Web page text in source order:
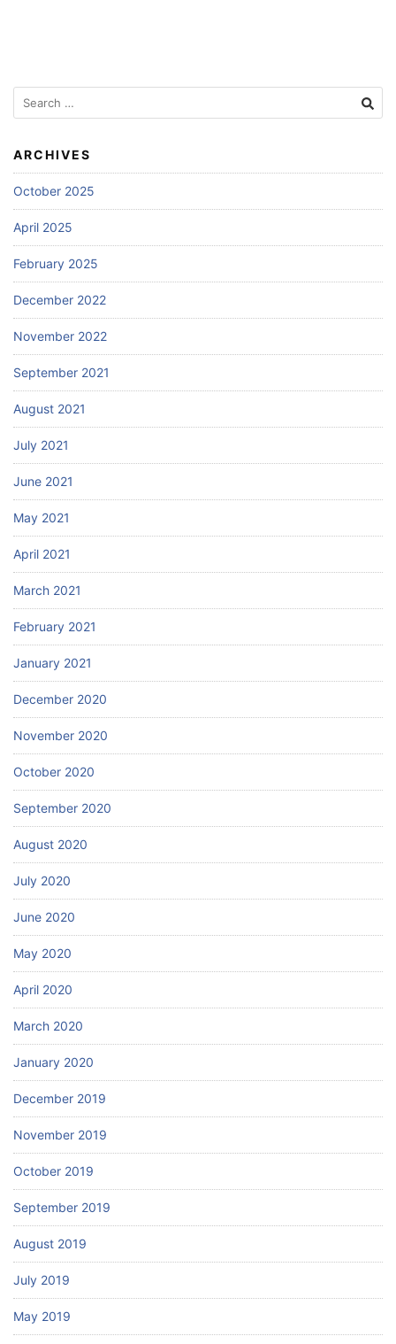
Search
for:
ARCHIVES
October 2025
April 2025
February 2025
December 2022
November 2022
September 2021
August 2021
July 2021
June 2021
May 2021
April 2021
March 2021
February 2021
January 2021
December 2020
November 2020
October 2020
September 2020
August 2020
July 2020
June 2020
May 2020
April 2020
March 2020
January 2020
December 2019
November 2019
October 2019
September 2019
August 2019
July 2019
May 2019